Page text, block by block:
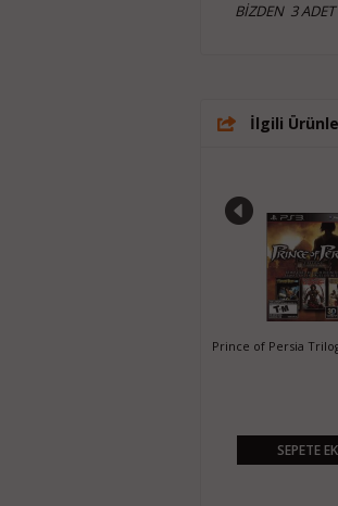
BİZDEN 3
İlgili
Prince of Persia
SEPETE